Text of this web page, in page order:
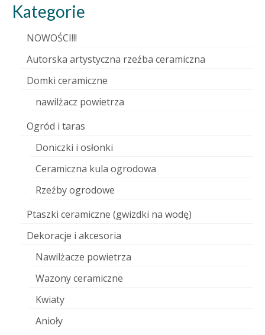
Kategorie
NOWOŚCI!!!
Autorska artystyczna rzeźba ceramiczna
Domki ceramiczne
nawilżacz powietrza
Ogród i taras
Doniczki i osłonki
Ceramiczna kula ogrodowa
Rzeźby ogrodowe
Ptaszki ceramiczne (gwizdki na wodę)
Dekoracje i akcesoria
Nawilżacze powietrza
Wazony ceramiczne
Kwiaty
Anioły